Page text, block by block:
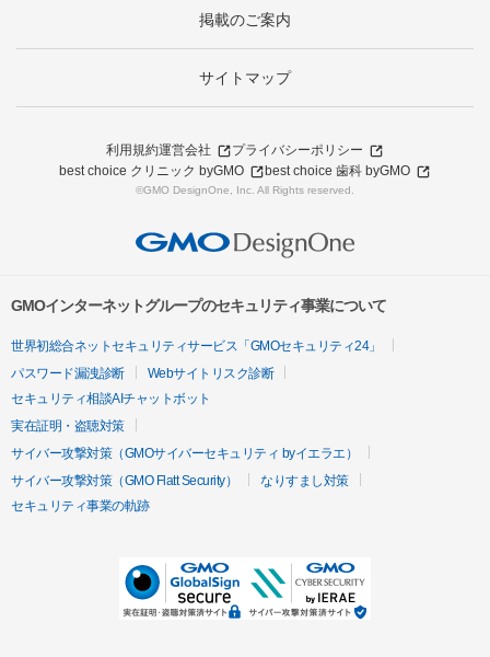
掲載のご案内
サイトマップ
利用規約運営会社
プライバシーポリシー
best choice クリニック byGMO
best choice 歯科 byGMO
©GMO DesignOne, Inc. All Rights reserved.
GMOインターネットグループのセキュリティ事業について
世界初総合ネットセキュリティサービス「GMOセキュリティ24」
パスワード漏洩診断
Webサイトリスク診断
セキュリティ相談AIチャットボット
実在証明・盗聴対策
サイバー攻撃対策（GMOサイバーセキュリティ byイエラエ）
サイバー攻撃対策（GMO Flatt Security）
なりすまし対策
セキュリティ事業の軌跡